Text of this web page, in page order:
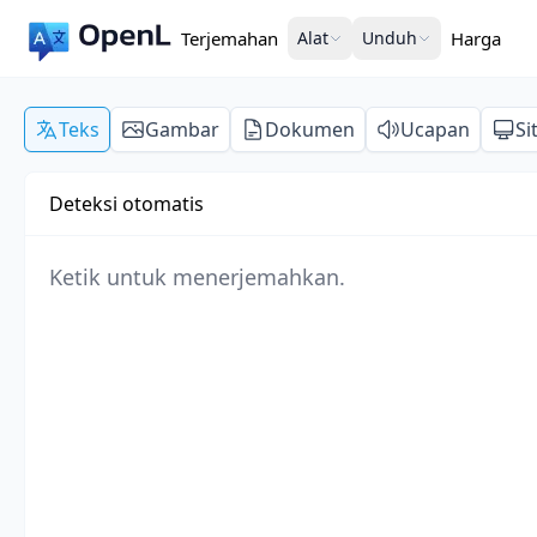
Terjemahan Alat Unduh Harga
Teks Gambar Dokumen Ucapan
Deteksi otomatis